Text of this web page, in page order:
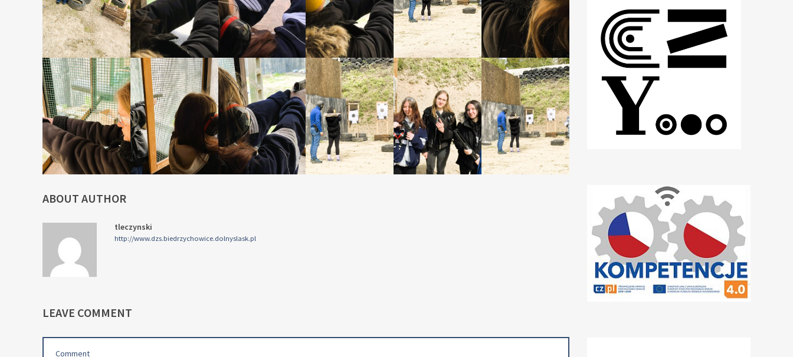
ABOUT AUTHOR
tleczynski
http://www.dzs.biedrzychowice.dolnyslask.pl
LEAVE COMMENT